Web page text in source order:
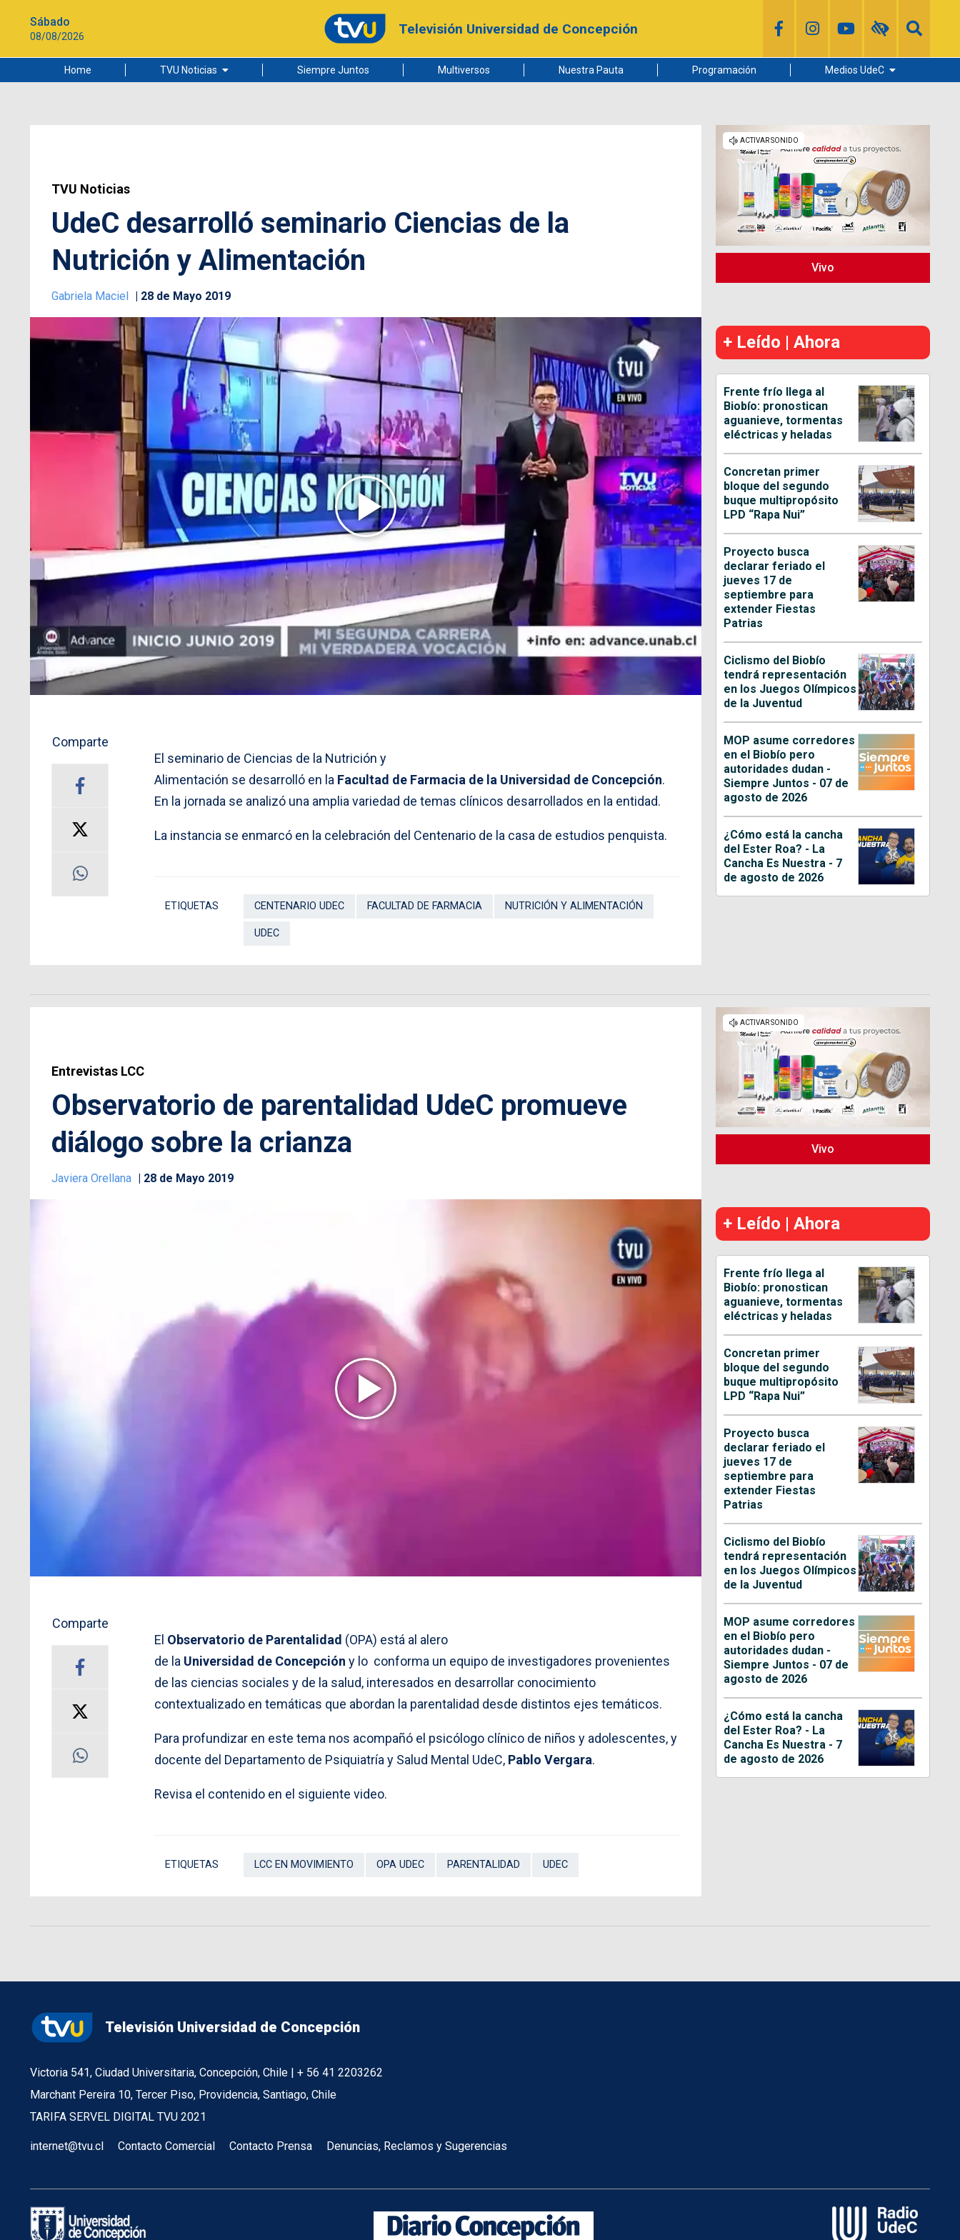
Sábado
08/08/2026 Televisión Universidad de Concepción
Home TVU Noticias
Ciudad
Siempre Juntos Multiversos Nuestra Pauta Programación Medios UdeC
Noticias UdeC
La Discusión
TVU Noticias
UdeC desarrolló seminario Ciencias de la
Nutrición y Alimentación
Gabriela Maciel 28 de Mayo 2019
Comparte
El seminario de Ciencias de la Nutrición y
Alimentación se desarrolló en la Facultad de Farmacia de la Universidad de Concepción.
En la jornada se analizó una amplia variedad de temas clínicos desarrollados en la entidad.
La instancia se enmarcó en la celebración del Centenario de la casa de estudios penquista.
ETIQUETAS CENTENARIO UDEC FACULTAD DE FARMACIA NUTRICIÓN Y ALIMENTACIÓN
UDEC
Vivo
+ Leído | Ahora
Frente frío llega al
Biobío: pronostican
aguanieve, tormentas
eléctricas y heladas
Concretan primer
bloque del segundo
buque multipropósito
LPD “Rapa Nui”
Proyecto busca
declarar feriado el
jueves 17 de
septiembre para
extender Fiestas
Patrias
Ciclismo del Biobío
tendrá representación
en los Juegos Olímpicos
de la Juventud
MOP asume corredores
en el Biobío pero
autoridades dudan -
Siempre Juntos - 07 de
agosto de 2026
¿Cómo está la cancha
del Ester Roa? - La
Cancha Es Nuestra - 7
de agosto de 2026
Entrevistas LCC
Observatorio de parentalidad UdeC promueve
diálogo sobre la crianza
Javiera Orellana 28 de Mayo 2019
Comparte
El Observatorio de Parentalidad (OPA) está al alero
de la Universidad de Concepción y lo conforma un equipo de investigadores provenientes
de las ciencias sociales y de la salud, interesados en desarrollar conocimiento
contextualizado en temáticas que abordan la parentalidad desde distintos ejes temáticos.
Para profundizar en este tema nos acompañó el psicólogo clínico de niños y adolescentes, y
docente del Departamento de Psiquiatría y Salud Mental UdeC, Pablo Vergara.
Revisa el contenido en el siguiente video.
ETIQUETAS LCC EN MOVIMIENTO OPA UDEC PARENTALIDAD UDEC
Vivo
+ Leído | Ahora
Frente frío llega al
Biobío: pronostican
aguanieve, tormentas
eléctricas y heladas
Concretan primer
bloque del segundo
buque multipropósito
LPD “Rapa Nui”
Proyecto busca
declarar feriado el
jueves 17 de
septiembre para
extender Fiestas
Patrias
Ciclismo del Biobío
tendrá representación
en los Juegos Olímpicos
de la Juventud
MOP asume corredores
en el Biobío pero
autoridades dudan -
Siempre Juntos - 07 de
agosto de 2026
¿Cómo está la cancha
del Ester Roa? - La
Cancha Es Nuestra - 7
de agosto de 2026
Televisión Universidad de Concepción
Victoria 541, Ciudad Universitaria, Concepción, Chile | + 56 41 2203262
Marchant Pereira 10, Tercer Piso, Providencia, Santiago, Chile
TARIFA SERVEL DIGITAL TVU 2021
internet@tvu.cl Contacto Comercial Contacto Prensa Denuncias, Reclamos y Sugerencias